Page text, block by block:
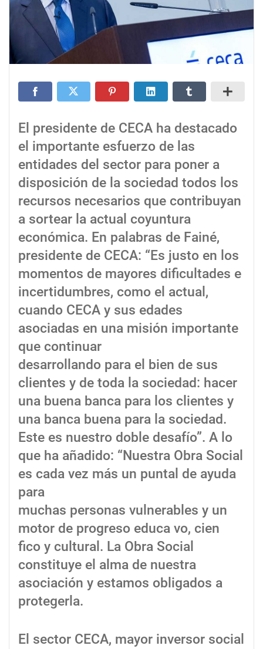
El presidente de CECA ha destacado
el importante esfuerzo de las
entidades del sector para poner a
disposición de la sociedad todos los
recursos necesarios que contribuyan
a sortear la actual coyuntura
económica. En palabras de Fainé,
presidente de CECA: “Es justo en los
momentos de mayores dificultades e
incertidumbres, como el actual,
cuando CECA y sus edades
asociadas en una misión importante
que continuar
desarrollando para el bien de sus
clientes y de toda la sociedad: hacer
una buena banca para los clientes y
una banca buena para la sociedad.
Este es nuestro doble desafío”. A lo
que ha añadido: “Nuestra Obra Social
es cada vez más un puntal de ayuda
para
muchas personas vulnerables y un
motor de progreso educa vo, cien
fico y cultural. La Obra Social
constituye el alma de nuestra
asociación y estamos obligados a
protegerla.
El sector CECA, mayor inversor social